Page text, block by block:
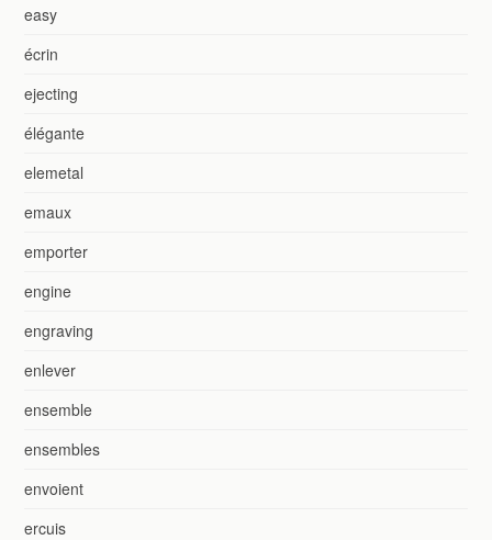
easy
écrin
ejecting
élégante
elemetal
emaux
emporter
engine
engraving
enlever
ensemble
ensembles
envoient
ercuis